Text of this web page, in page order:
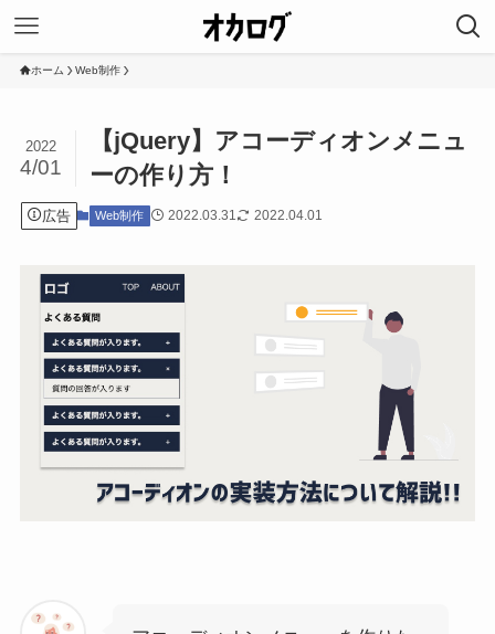
ホーム Web制作
【jQuery】アコーディオンメニュ
ーの作り方！
2022
4/01
広告 Web制作 2022.03.31 2022.04.01